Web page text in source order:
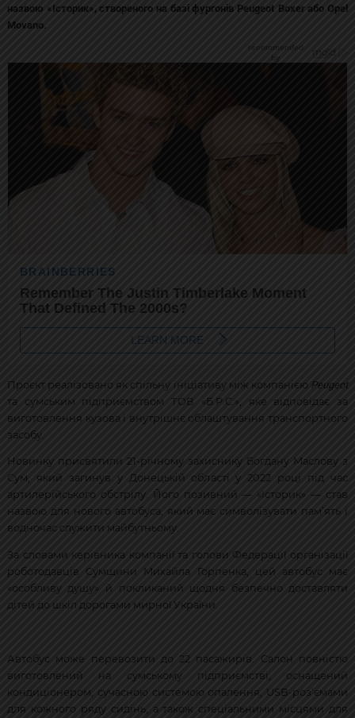
назвою «Історик», створеного на базі фургонів Peugeot Boxer або Opel
Movano.
Проєкт реалізовано як спільну ініціативу між компанією Peugeot
та сумським підприємством ТОВ «Б.Р.С.», яке відповідає за
виготовлення кузова і внутрішнє облаштування транспортного
засобу.
Новинку присвятили 21-річному захиснику Богдану Маслову з
Сум, який загинув у Донецькій області у 2022 році під час
артилерійського обстрілу. Його позивний — «Історик» — став
назвою для нового автобуса, який має символізувати пам’ять і
водночас служити майбутньому.
За словами керівника компанії та голови Федерації організації
роботодавців Сумщини Михайла Горпенка, цей автобус має
«особливу душу» й покликаний щодня безпечно доставляти
дітей до шкіл дорогами мирної України.
Автобус може перевозити до 22 пасажирів. Салон повністю
виготовлений на сумському підприємстві, оснащений
кондиціонером, сучасною системою опалення, USB-роз’ємами
для кожного ряду сидінь, а також спеціальними місцями для